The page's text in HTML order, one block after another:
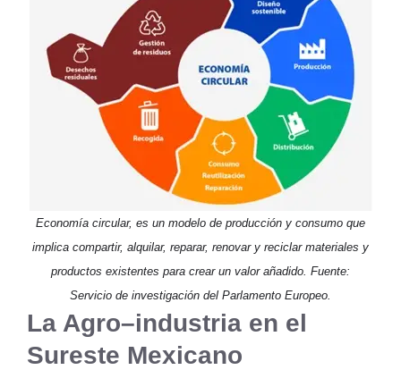
Economía circular, es un modelo de producción y consumo que
implica compartir, alquilar, reparar, renovar y reciclar materiales y
productos existentes para crear un valor añadido. Fuente:
Servicio de investigación del Parlamento Europeo.
La Agro–industria en el
Sureste Mexicano